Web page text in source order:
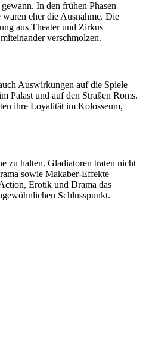
In den frühen Phasen
eher die Ausnahme. Die
aus Theater und Zirkus
verschmolzen.
Auswirkungen auf die Spiele
Palast und auf den Straßen Roms.
ihre Loyalität im Kolosseum,
zu halten. Gladiatoren traten nicht
sowie Makaber-Effekte
Erotik und Drama das
Schlusspunkt.